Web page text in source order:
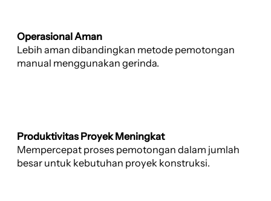
Operasional Aman
Lebih aman dibandingkan metode pemotongan
manual menggunakan gerinda.
Produktivitas Proyek Meningkat
Mempercepat proses pemotongan dalam jumlah
besar untuk kebutuhan proyek konstruksi.